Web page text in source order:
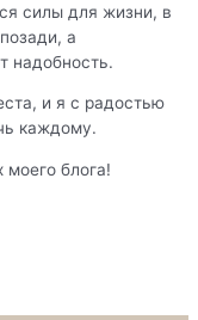
силы для жизни, в
а
надобность.
и я с радостью
каждому.
моего блога!